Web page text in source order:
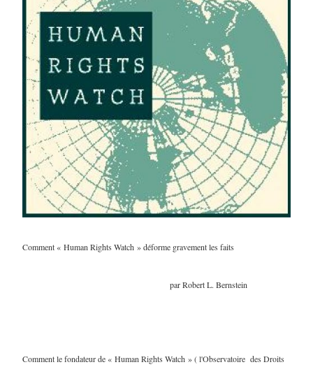
Comment « Human Rights Watch » déforme gravement les faits
par Robert L. Bernstein
Comment le fondateur de « Human Rights Watch » ( l'Observatoire des Droits